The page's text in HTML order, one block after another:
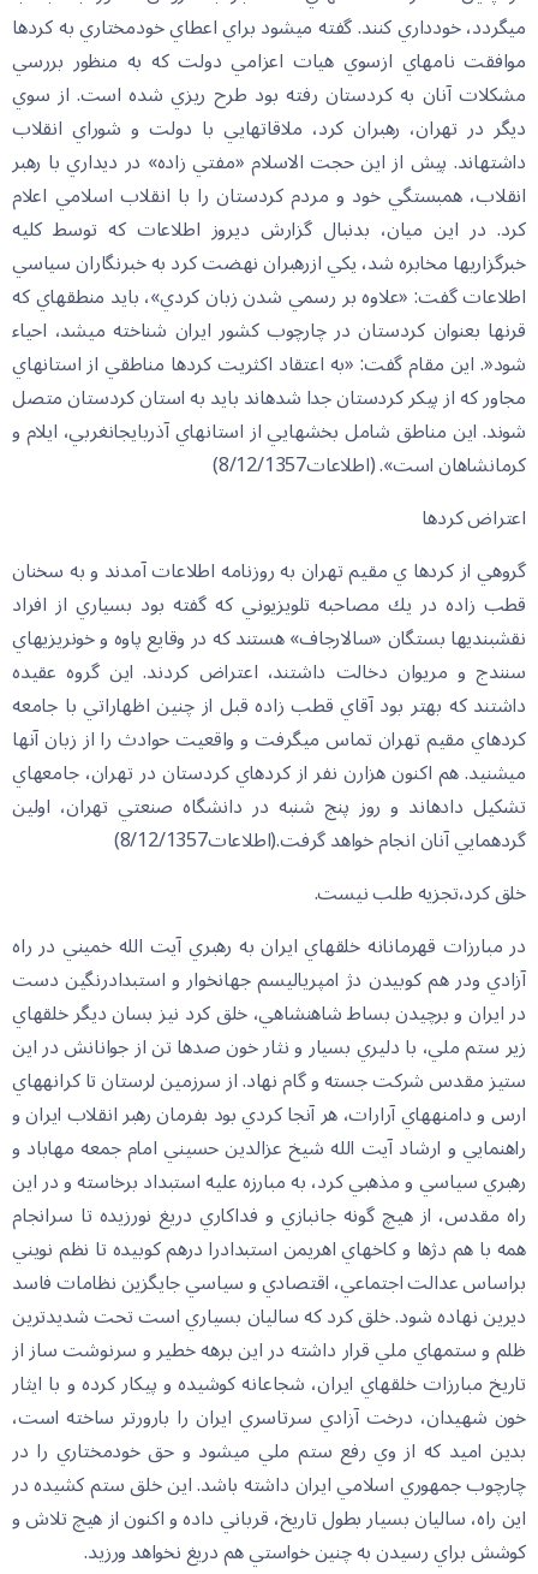
مي‏گردد، خودداري كنند. گفته مي‏شود براي اعطاي خودمختاري به كردها
موافقت نامه‏اي ازسوي هيات اعزامي دولت كه به منظور بررسي
مشكلات آنان به كردستان رفته بود طرح ريزي شده است. از سوي
ديگر در تهران، رهبران كرد، ملاقاتهايي با دولت و شوراي انقلاب
داشته‏اند. پيش از اين حجت الاسلام «مفتي زاده» در ديداري با رهبر
انقلاب، همبستگي خود و مردم كردستان را با انقلاب اسلامي اعلام
كرد. در اين ميان، بدنبال گزارش ديروز اطلاعات كه توسط كليه
خبرگزاريها مخابره شد، يكي ازرهبران نهضت كرد به خبرنگاران سياسي
اطلاعات گفت: «علاوه بر رسمي ‏شدن زبان كردي»، بايد منطقه‏اي كه
قرنها بعنوان كردستان در چارچوب كشور ايران شناخته مي‏شد، احياء
شود«. اين مقام گفت: «به اعتقاد اكثريت كردها مناطقي از استانهاي
مجاور كه از پيكر كردستان جدا شده‏اند بايد به استان كردستان متصل
شوند. اين مناطق شامل بخشهايي از استانهاي آذربايجانغربي، ايلام و
كرمانشاهان است». (اطلاعات8/12/1357)
اعتراض كردها
گروهي از كردها ي مقيم تهران به روزنامه اطلاعات آمدند و به سخنان
قطب زاده در يك مصاحبه تلويزيوني كه گفته بود بسياري از افراد
نقشبندي‏ها بستگان «سالارجاف» هستند كه در وقايع پاوه و خونريزي‏هاي
سنندج و مريوان دخالت داشتند، اعتراض كردند. اين گروه عقيده
داشتند كه بهتر بود آقاي قطب زاده قبل از چنين اظهاراتي با جامعه
كردهاي مقيم تهران تماس مي‏گرفت و واقعيت حوادث را از زبان آنها
مي‏شنيد. هم اكنون هزارن نفر از كردهاي كردستان در تهران، جامعه‏اي
تشكيل داده‏اند و روز پنج شنبه در دانشگاه صنعتي تهران، اولين
گردهمايي آنان انجام خواهد گرفت.(اطلاعات8/12/1357)
خلق كرد،تجزيه طلب نيست.
در مبارزات قهرمانانه خلقهاي ايران به رهبري آيت الله خميني در راه
آزادي ودر هم كوبيدن دژ امپرياليسم جهانخوار و استبدادرنگين دست
در ايران و برچيدن بساط شاهنشاهي، خلق كرد نيز بسان ديگر خلقهاي
زير ستم ملي، با دليري بسيار و نثار خون صدها تن از جوانانش در اين
ستيز مقدس شركت جسته و گام نهاد. از سرزمين لرستان تا كرانه‏هاي
ارس و دامنه‏هاي آرارات، هر آنجا كردي بود بفرمان رهبر انقلاب ايران و
راهنمايي و ارشاد آيت الله شيخ عزالدين حسيني امام جمعه مهاباد و
رهبري سياسي و مذهبي كرد، به مبارزه عليه استبداد برخاسته و در اين
راه مقدس، از هيچ گونه جانبازي و فداكاري دريغ نورزيده تا سرانجام
همه با هم دژها و كاخهاي اهريمن استبدادرا درهم كوبيده تا نظم نويني
براساس عدالت اجتماعي، اقتصادي و سياسي جايگزين نظامات فاسد
ديرين نهاده شود. خلق كرد كه ساليان بسياري است تحت شديدترين
ظلم و ستمهاي ملي قرار داشته در اين برهه خطير و سرنوشت ساز از
تاريخ مبارزات خلقهاي ايران، شجاعانه كوشيده و پيكار كرده و با ايثار
خون شهيدان، درخت آزادي سرتاسري ايران را بارورتر ساخته است،
بدين اميد كه از وي رفع ستم ملي مي‏شود و حق خودمختاري را در
چارچوب جمهوري اسلامي ايران داشته باشد. اين خلق ستم كشيده در
اين راه، ساليان بسيار بطول تاريخ، قرباني داده و اكنون از هيچ تلاش و
كوشش براي رسيدن به چنين خواستي هم دريغ نخواهد ورزيد.